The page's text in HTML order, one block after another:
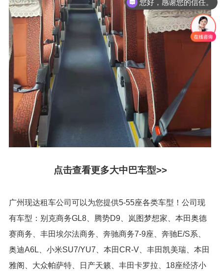
点击查看更多大中巴车型>>
广州现达租车公司可以为您提供5-55座各类车型！公司现
有车型：别克商务GL8、腾势D9、岚图梦想家、本田奥德
赛商务、丰田埃尔法商务、奔驰商务7-9座、奔驰E/S系、
奥迪A6L、小米SU7/YU7、本田CR-V、丰田凯美瑞、本田
雅阁、大众帕萨特、日产天籁、丰田卡罗拉、18座经济小
您好，感谢您的信任。